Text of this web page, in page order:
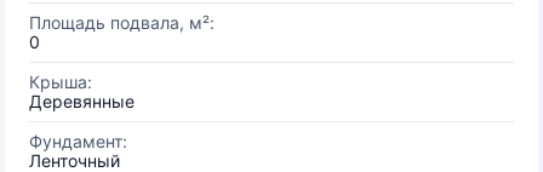
Площадь подвала, м²:
0
Крыша:
Деревянные
Фундамент:
Ленточный